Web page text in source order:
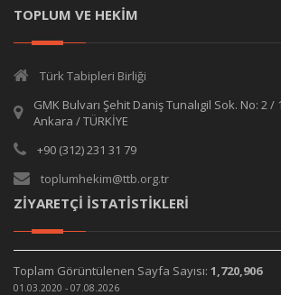
TOPLUM VE HEKİM
Türk Tabipleri Birliği
GMK Bulvarı Şehit Daniş Tunalıgil Sok. No: 2
Ankara / TÜRKİYE
+90 (312) 231 31 79
toplumhekim@ttb.org.tr
ZİYARETÇİ İSTATİSTİKLERİ
Toplam Görüntülenen Sayfa Sayısı: 1,720,906
01.03.2020 - 07.08.2026